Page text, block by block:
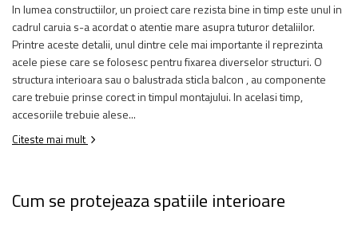
In lumea constructiilor, un proiect care rezista bine in timp este unul in
cadrul caruia s-a acordat o atentie mare asupra tuturor detaliilor.
Printre aceste detalii, unul dintre cele mai importante il reprezinta
acele piese care se folosesc pentru fixarea diverselor structuri. O
structura interioara sau o balustrada sticla balcon , au componente
care trebuie prinse corect in timpul montajului. In acelasi timp,
accesoriile trebuie alese...
Citeste mai mult
Cum se protejeaza spatiile interioare